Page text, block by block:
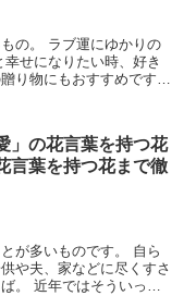
の。 ラブ運にゆかりの
せになりたい時、好き
り物にもおすすめです。
」の花言葉を持つ花
言葉を持つ花まで徹
が多いものです。 自ら
や夫、家などに尽くすさ
。 近年ではそういった